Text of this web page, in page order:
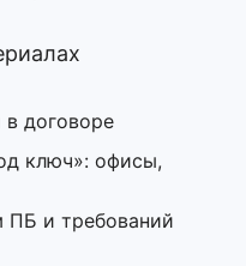
договоре
ключ»: офисы,
ПБ и требований